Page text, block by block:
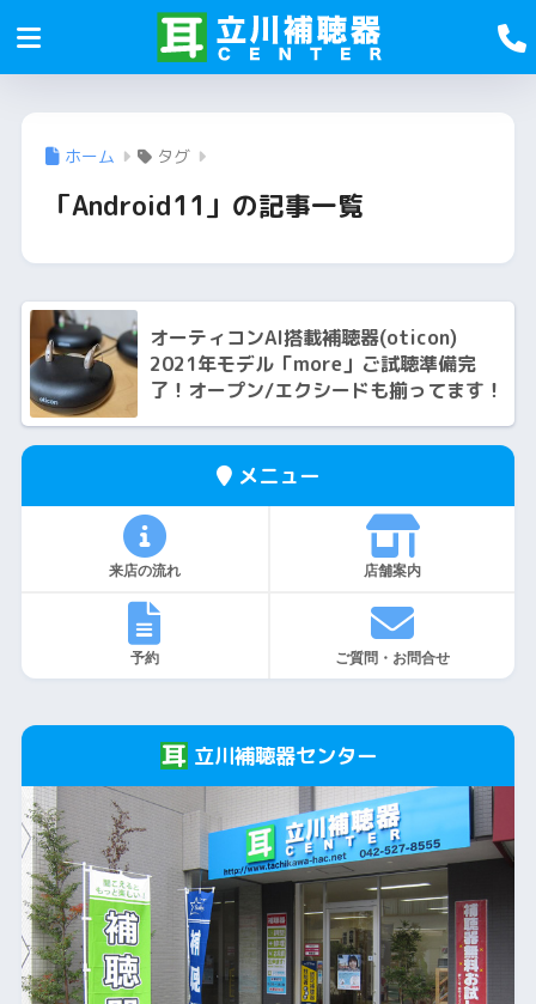
ホーム タグ
「Android11」の記事一覧
オーティコンAI搭載補聴器(oticon)
2021年モデル「more」ご試聴準備完
了！オープン/エクシードも揃ってます！
メニュー
来店の流れ 店舗案内
予約 ご質問・お問合せ
立川補聴器センター